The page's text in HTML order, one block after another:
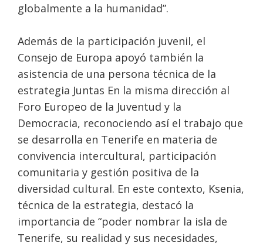
globalmente a la humanidad”.
Además de la participación juvenil, el
Consejo de Europa apoyó también la
asistencia de una persona técnica de la
estrategia Juntas En la misma dirección al
Foro Europeo de la Juventud y la
Democracia, reconociendo así el trabajo que
se desarrolla en Tenerife en materia de
convivencia intercultural, participación
comunitaria y gestión positiva de la
diversidad cultural. En este contexto, Ksenia,
técnica de la estrategia, destacó la
importancia de “poder nombrar la isla de
Tenerife, su realidad y sus necesidades,